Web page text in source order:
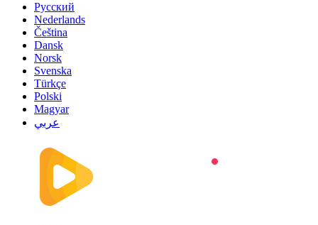
Русский
Nederlands
Čeština
Dansk
Norsk
Svenska
Türkçe
Polski
Magyar
عربي